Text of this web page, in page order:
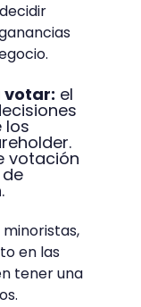
votar: el
los
votación
en las
tener una